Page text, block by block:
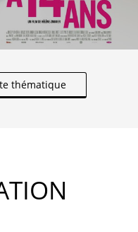
thématique